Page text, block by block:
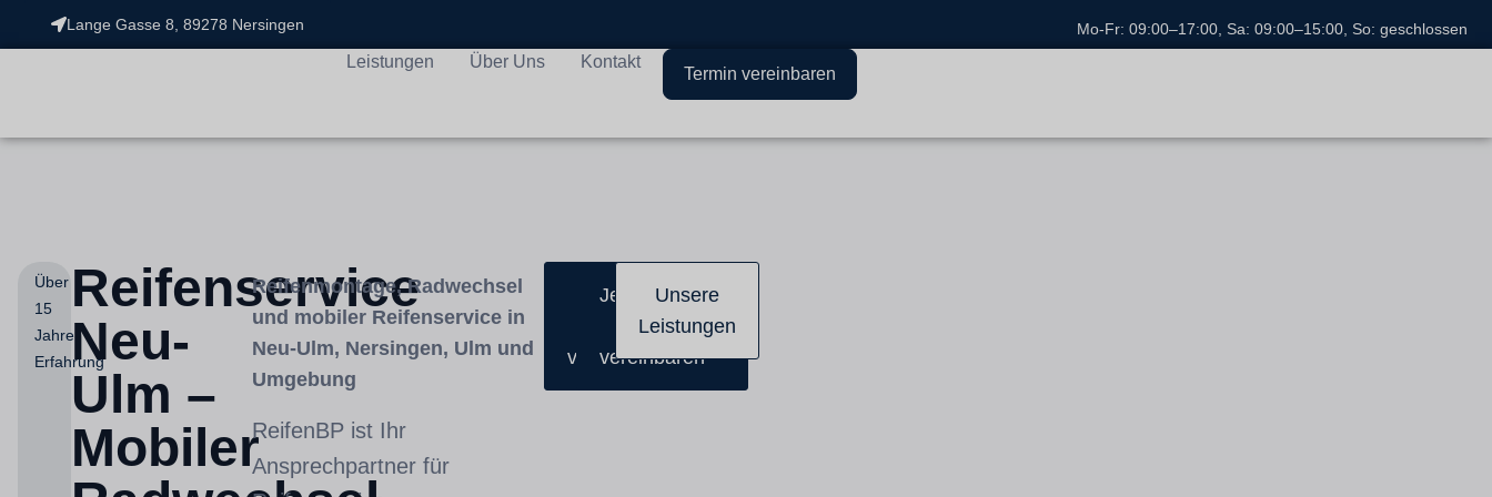
Lange Gasse 8, 89278 Nersingen Mo-Fr: 09:00–17:00, Sa: 09:00–15:00, So: geschlossen
Leistungen Über Uns Kontakt
Termin vereinbaren
Über
15
Jahre
Erfahrung
Reifenservice
Neu-
Ulm –
Mobiler
Reifenmontage, Radwechsel
und mobiler Reifenservice in
Neu-Ulm, Nersingen, Ulm und
Umgebung
ReifenBP ist Ihr
Ansprechpartner für
Jetzt
Termin
vereinbaren
Jetzt Online
Termin
vereinbaren
Unsere
Leistungen